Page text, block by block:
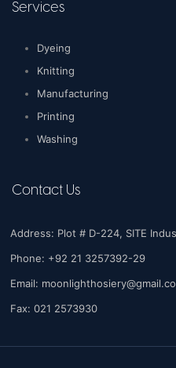
Services
Dyeing
Knitting
Manufacturing
Printing
Washing
Contact Us
Address: Plot # D-224, SITE
Phone: +92 21 3257392-29
Email:
Fax: 021 2573930